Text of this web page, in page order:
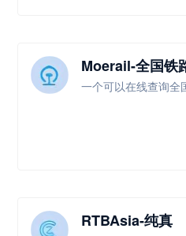
Moerail-全国铁
一个可以在线查询全
RTBAsia-纯真